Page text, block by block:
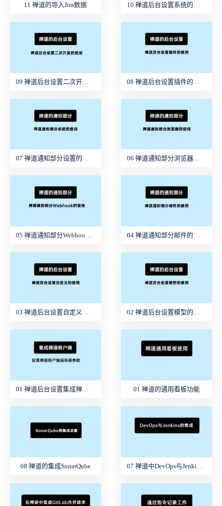
11 禅道的导入Jira数据
07 禅道通知部分设置的使用 06 禅道通知部分浏览器的使用
05 禅道通知部分Webhook使用 04 禅道通知部分邮件的使用
03 禅道后台设置自定义的使用 02 禅道后台设置模型的使用
01 禅道的通用看板功能
08 禅道的集成SonarQube